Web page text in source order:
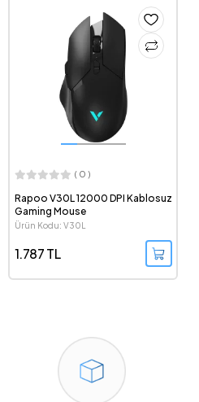
( 0 )
Rapoo V30L 12000 DPI Kablosuz
Gaming Mouse
Ürün Kodu: V30L
1.787 TL